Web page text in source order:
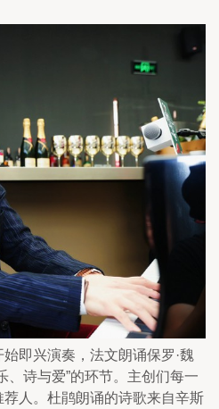
即兴演奏，法文朗诵保罗·魏
、诗与爱”的环节。主创们每一
人。杜鹃朗诵的诗歌来自辛斯